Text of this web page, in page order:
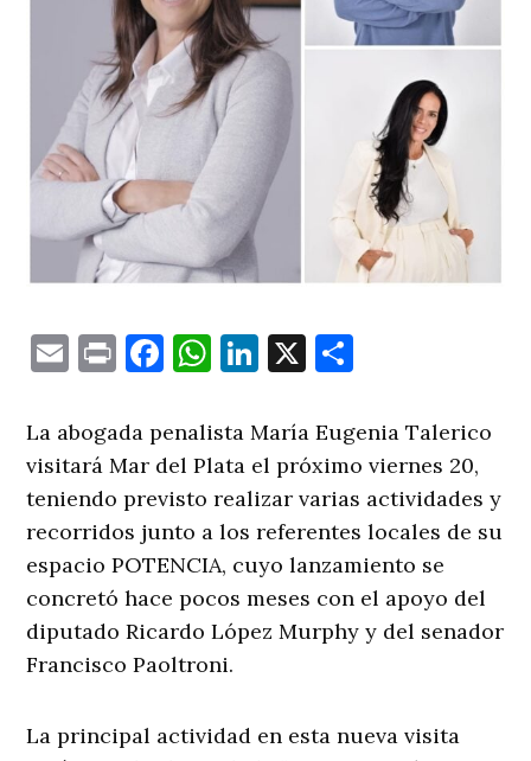
EmailPrintFacebook
WhatsApp
LinkedIn
X
La abogada penalista María Eugenia Talerico
visitará Mar del Plata el próximo viernes 20,
teniendo previsto realizar varias actividades y
recorridos junto a los referentes locales de su
espacio POTENCIA, cuyo lanzamiento se
concretó hace pocos meses con el apoyo del
diputado Ricardo López Murphy y del senador
Francisco Paoltroni.
La principal actividad en esta nueva visita